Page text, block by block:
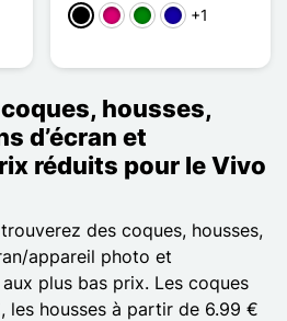
SchwarzMagenta
GrünDunkelblau
+1
housses,
d’écran et
réduits pour le Vivo
des coques, housses,
appareil photo et
plus bas prix. Les coques
les housses à partir de 6.99 €